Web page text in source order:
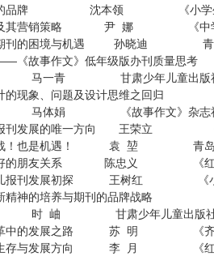
刊中的品牌 沈本领 《小学
状及其营销策略 尹 娜 《中学生
儿期刊的困境与机遇 孙晓迪 青
《故事作文》低年级版办刊质量思考
肃少年儿童出
的现象、问题及设计思维之回归
故事作文》杂
年报刊发展的唯一方向 王荣立
挑战！也是机遇！ 袁 堃 青岛
良好的朋友关系 陈忠义 《
少儿报刊发展初探 王树红 《
精神的培养与期刊的品牌战略
少年儿童出版
改革中的发展之路 苏 明 《
的生存与发展方向 李 月 《